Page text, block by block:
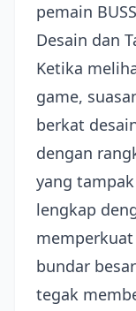
pemain
Desain dan
Ketika
game,
berkat
dengan
yang
lengkap
bundar
tegak